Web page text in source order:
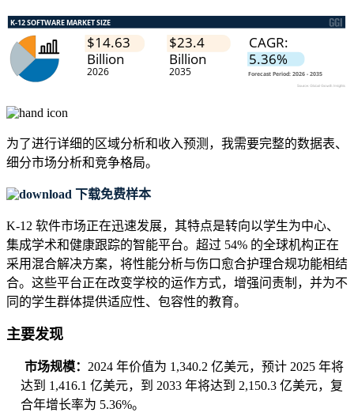
为了进行详细的区域分析和收入预测，我需要完整的数据表、
细分市场分析和竞争格局。
下载免费样本
K-12 软件市场正在迅速发展，其特点是转向以学生为中心、
集成学术和健康跟踪的智能平台。超过 54% 的全球机构正在
采用混合解决方案，将性能分析与伤口愈合护理合规功能相结
合。这些平台正在改变学校的运作方式，增强问责制，并为不
同的学生群体提供适应性、包容性的教育。
主要发现
市场规模： 2024 年价值为 1,340.2 亿美元，预计 2025 年将
达到 1,416.1 亿美元，到 2033 年将达到 2,150.3 亿美元，复
合年增长率为 5.36%。